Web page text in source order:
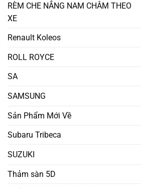
RÈM CHE NẮNG NAM CHÂM THEO
XE
Renault Koleos
ROLL ROYCE
SA
SAMSUNG
Sản Phẩm Mới Về
Subaru Tribeca
SUZUKI
Thảm sàn 5D